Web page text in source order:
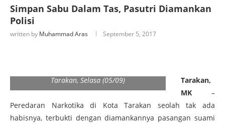
Simpan Sabu Dalam Tas, Pasutri Diamankan
Polisi
written by Muhammad Aras September 5, 2017
Tarakan, Selasa (05/09)
Tarakan,
MK –
Peredaran Narkotika di Kota Tarakan seolah tak ada
habisnya, terbukti dengan diamankannya pasangan suami